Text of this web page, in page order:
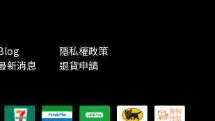
隱私權政策
新消息 退貨申請